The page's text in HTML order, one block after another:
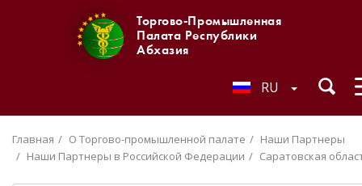
Торгово-Промышленная
Палата Республики
Абхазия
RU
Главная О Торгово-промышленной палате
Наши Партнеры
Наши Партнеры в Российской Федерации
Саратовская